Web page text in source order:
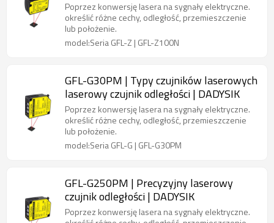
Poprzez konwersję lasera na sygnały elektryczne.
określić różne cechy, odległość, przemieszczenie
lub położenie.
model:Seria GFL-Z | GFL-Z100N
GFL-G30PM | Typy czujników laserowych
laserowy czujnik odległości | DADYSIK
Poprzez konwersję lasera na sygnały elektryczne.
określić różne cechy, odległość, przemieszczenie
lub położenie.
model:Seria GFL-G | GFL-G30PM
GFL-G250PM | Precyzyjny laserowy
czujnik odległości | DADYSIK
Poprzez konwersję lasera na sygnały elektryczne.